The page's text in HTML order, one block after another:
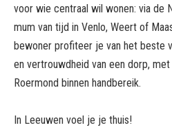
voor wie centraal wil wonen: via de
mum van tijd in Venlo, Weert of
bewoner profiteer je van het beste
en vertrouwdheid van een dorp,
Roermond binnen handbereik.
In Leeuwen voel je je thuis!